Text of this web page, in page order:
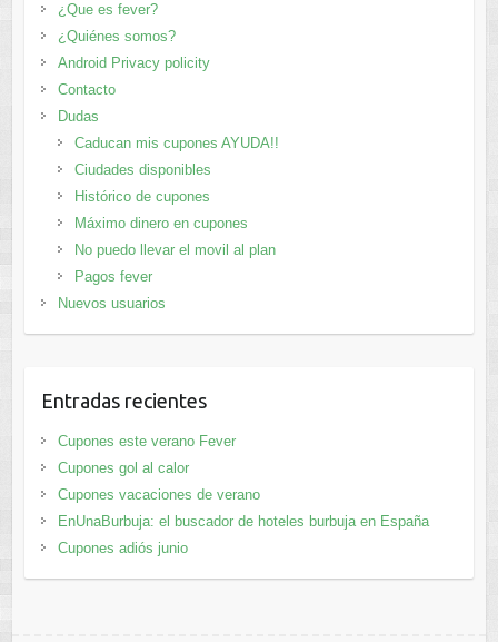
¿Que es fever?
¿Quiénes somos?
Android Privacy policity
Contacto
Dudas
Caducan mis cupones AYUDA!!
Ciudades disponibles
Histórico de cupones
Máximo dinero en cupones
No puedo llevar el movil al plan
Pagos fever
Nuevos usuarios
Entradas recientes
Cupones este verano Fever
Cupones gol al calor
Cupones vacaciones de verano
EnUnaBurbuja: el buscador de hoteles burbuja en España
Cupones adiós junio